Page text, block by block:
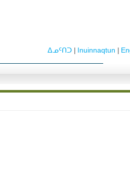
Inuinnaqtun
ᐃᓄᑦᑎᑐ